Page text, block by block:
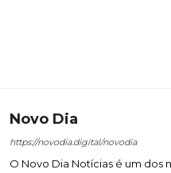
Novo Dia
https://novodia.digital/novodia
O Novo Dia Notícias é um dos